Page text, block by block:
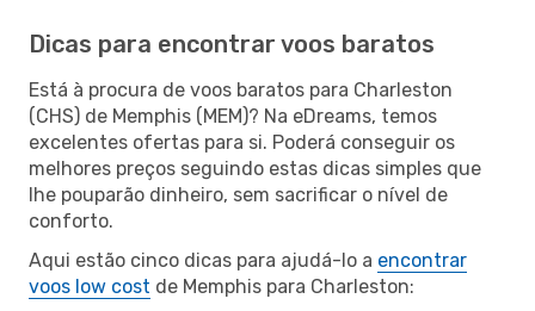
Dicas para encontrar voos baratos
Está à procura de voos baratos para Charleston
(CHS) de Memphis (MEM)? Na eDreams, temos
excelentes ofertas para si. Poderá conseguir os
melhores preços seguindo estas dicas simples que
lhe pouparão dinheiro, sem sacrificar o nível de
conforto.
Aqui estão cinco dicas para ajudá-lo a encontrar
voos low cost de Memphis para Charleston: